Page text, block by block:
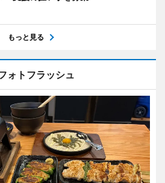
もっと見る
ォトフラッシュ